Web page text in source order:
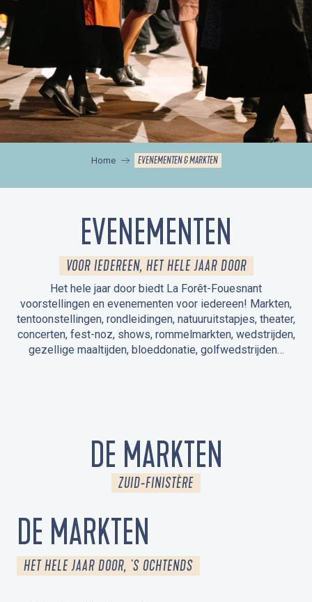
Home EVENEMENTEN & MARKTEN
EVENEMENTEN
VOOR IEDEREEN, HET HELE JAAR DOOR
Het hele jaar door biedt La Forêt-Fouesnant
voorstellingen en evenementen voor iedereen! Markten,
tentoonstellingen, rondleidingen, natuuruitstapjes, theater,
concerten, fest-noz, shows, rommelmarkten, wedstrijden,
gezellige maaltijden, bloeddonatie, golfwedstrijden…
DE MARKTEN
ZUID-FINISTÈRE
DE MARKTEN
HET HELE JAAR DOOR, 'S OCHTENDS